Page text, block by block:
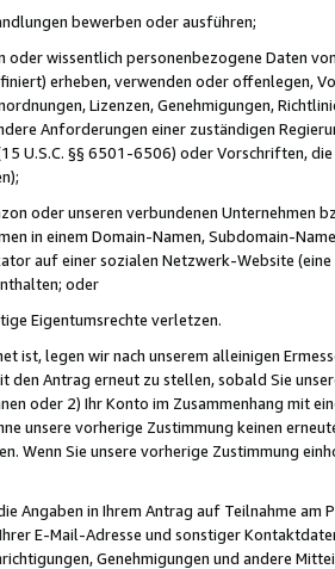
bewerben oder ausführen;
oder wissentlich personenbezogene Daten
erheben, verwenden oder offenlegen,
Lizenzen, Genehmigungen,
Anforderungen einer zuständigen
U.S.C. §§ 6501-6506) oder Vorschriften,
oder unseren verbundenen Unternehmen
in einem Domain-Namen, Subdomain-
auf einer sozialen Netzwerk-Website
oder
Eigentumsrechte verletzen.
ist, legen wir nach unserem alleinigen
den Antrag erneut zu stellen, sobald Sie
oder 2) Ihr Konto im Zusammenhang mit
unsere vorherige Zustimmung keinen
Wenn Sie unsere vorherige Zustimmung
Angaben in Ihrem Antrag auf Teilnahme
E-Mail-Adresse und sonstiger
Genehmigungen und andere